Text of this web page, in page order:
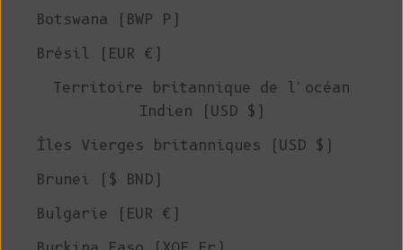
Botswana (BWP P)
Brésil (EUR €)
Territoire britannique de l'océan
Indien (USD $)
Îles Vierges britanniques (USD $)
Brunei ($ BND)
Bulgarie (EUR €)